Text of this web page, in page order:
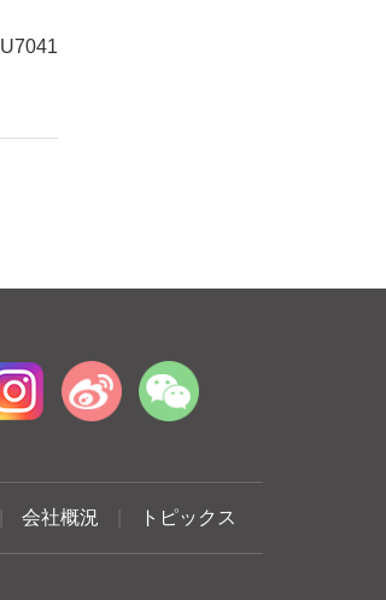
会社概況 トピックス